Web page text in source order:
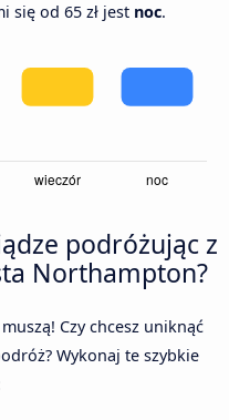
się od 65 zł jest noc.
podróżując z
Northampton?
Czy chcesz uniknąć
Wykonaj te szybkie